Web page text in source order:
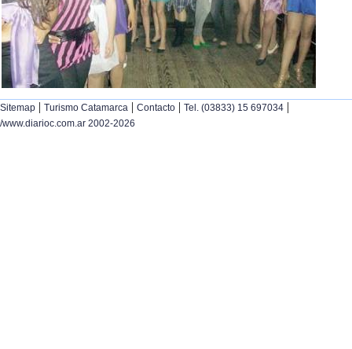
Sitemap | Turismo Catamarca | Contacto | Tel. (03833) 15 697034 |
/www.diarioc.com.ar 2002-2026